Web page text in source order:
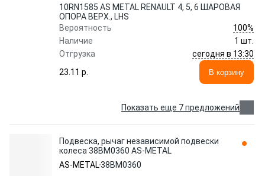
10RN1585 AS METAL RENAULT 4, 5, 6 ШАРОВАЯ
ОПОРА ВЕРХ., LHS
Вероятность
100%
Наличие
1 шт.
Отгрузка
сегодня в 13:30
23.11 p.
В корзину
Показать еще 7 предложений
Подвеска, рычаг независимой подвески
колеса 38BM0360 AS-METAL
AS-METAL38BM0360